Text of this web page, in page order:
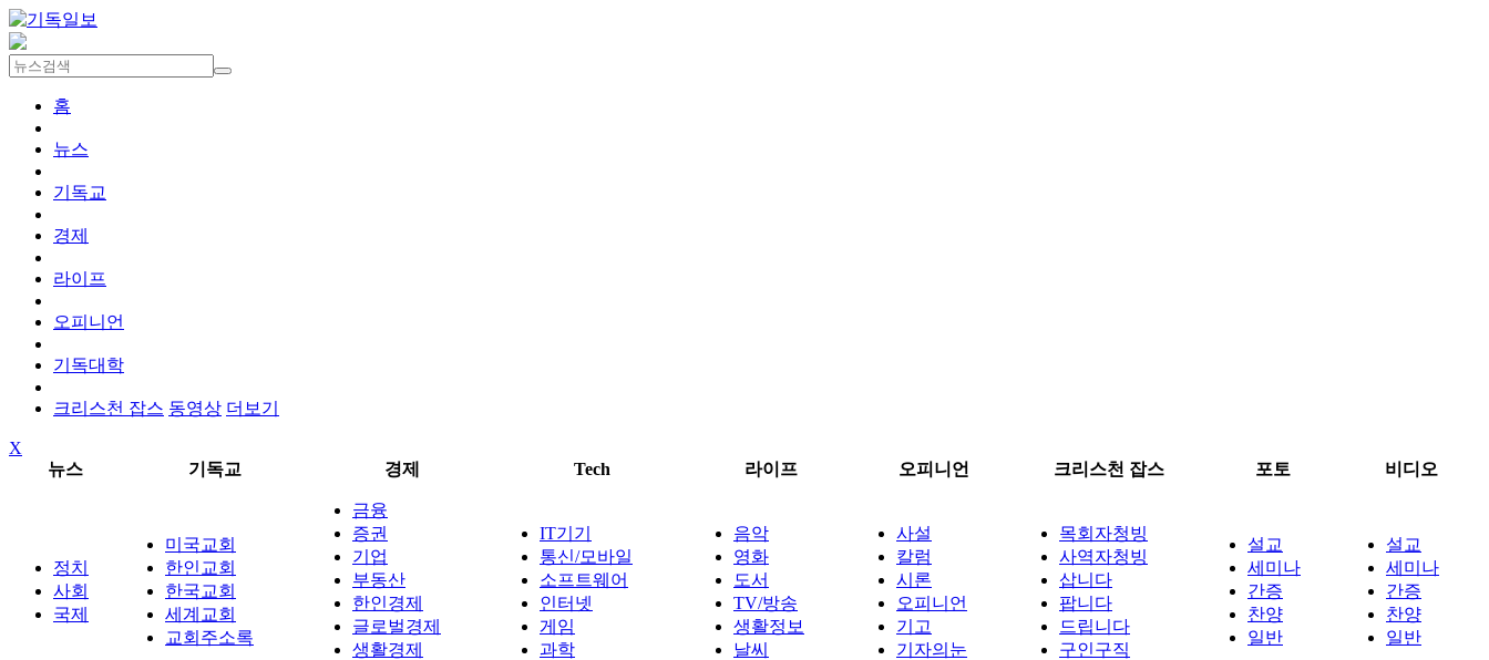
홈
뉴스
기독교
경제
라이프
오피니언
기독대학
크리스천 잡스 동영상 더보기
X
뉴스
기독교 경제 Tech 라이프 오피니언 크리스천 잡스 포토 비디오
정치
사회
국제
미국교회
한인교회
한국교회
세계교회
교회주소록
금융
증권
기업
부동산
한인경제
글로벌경제
생활경제
IT기기
통신/모바일
소프트웨어
인터넷
게임
과학
음악
영화
도서
TV/방송
생활정보
날씨
사설
칼럼
시론
오피니언
기고
기자의눈
목회자청빙
사역자청빙
삽니다
팝니다
드립니다
구인구직
설교
세미나
간증
찬양
일반
설교
세미나
간증
찬양
일반